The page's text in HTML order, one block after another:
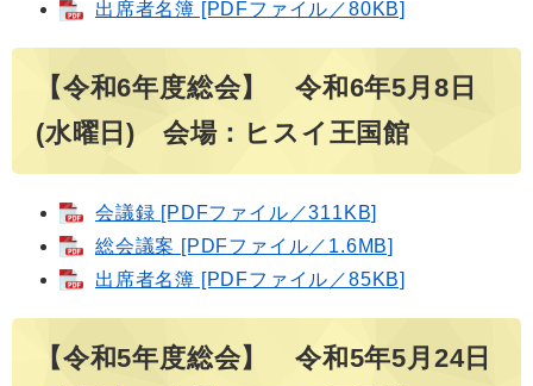
出席者名簿 [PDFファイル／80KB]
【令和6年度総会】 令和6年5月8日
(水曜日) 会場：ヒスイ王国館
会議録 [PDFファイル／311KB]
総会議案 [PDFファイル／1.6MB]
出席者名簿 [PDFファイル／85KB]
【令和5年度総会】 令和5年5月24日